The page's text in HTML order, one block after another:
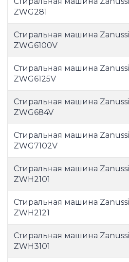
ZWG281
Стиральная машина Zanussi
ZWG6100V
Стиральная машина Zanussi
ZWG6125V
Стиральная машина Zanussi
ZWG684V
Стиральная машина Zanussi
ZWG7102V
Стиральная машина Zanussi
ZWH2101
Стиральная машина Zanussi
ZWH2121
Стиральная машина Zanussi
ZWH3101